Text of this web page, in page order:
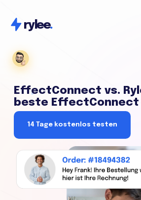
rylee.
EffectConnect vs.
beste
14 Tage kostenlos testen